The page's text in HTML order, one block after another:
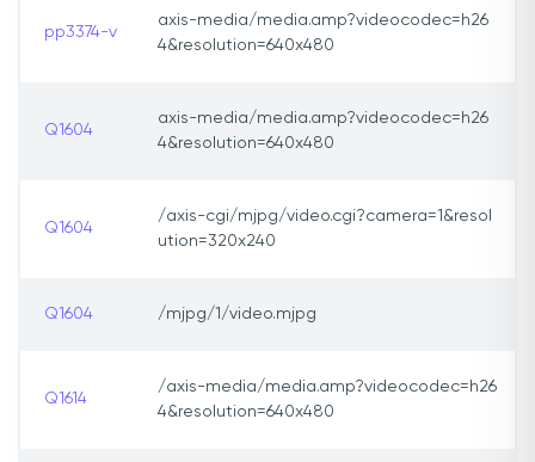
pp3374-v
axis-media/media.amp?videocodec=h26
4&resolution=640x480
Q1604
axis-media/media.amp?videocodec=h26
4&resolution=640x480
Q1604
/axis-cgi/mjpg/video.cgi?camera=1&resol
ution=320x240
Q1604 /mjpg/1/video.mjpg
Q1614
/axis-media/media.amp?videocodec=h26
4&resolution=640x480